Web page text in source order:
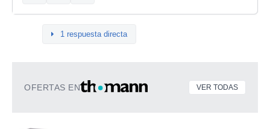
1 respuesta directa
OFERTAS EN VER TODAS